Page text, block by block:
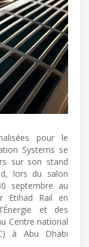
pour le
Systems se
sur son stand
lors du salon
septembre au
Etihad Rail en
et des
Centre national
à Abu Dhabi